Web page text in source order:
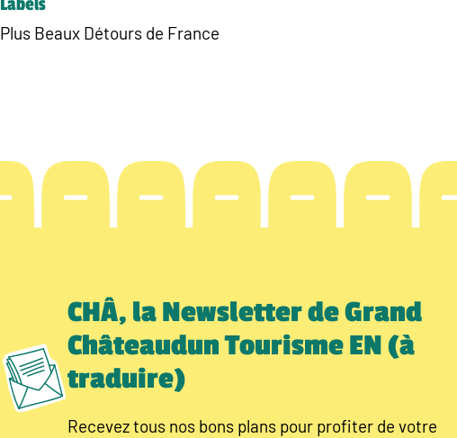
Labels
Plus Beaux Détours de France
CHÂ, la Newsletter de Grand
Châteaudun Tourisme EN (à
traduire)
Recevez tous nos bons plans pour profiter de votre